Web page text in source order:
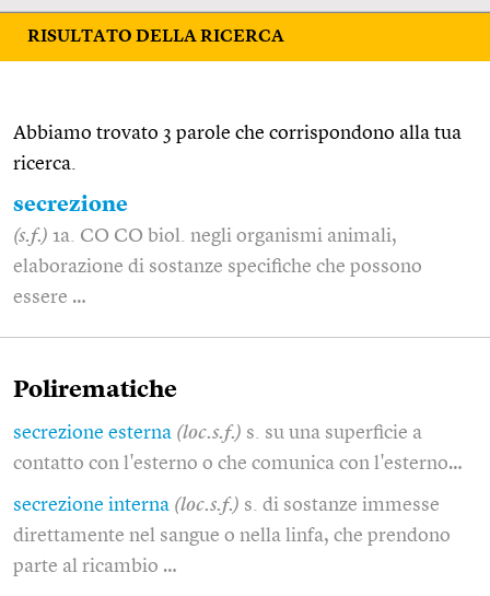
RISULTATO DELLA RICERCA
Abbiamo trovato 3 parole che corrispondono alla tua
ricerca.
secrezione
(s.f.) 1a. CO CO biol. negli organismi animali,
elaborazione di sostanze specifiche che possono
essere …
Polirematiche
secrezione esterna (loc.s.f.) s. su una superficie a
contatto con l'esterno o che comunica con l'esterno…
secrezione interna (loc.s.f.) s. di sostanze immesse
direttamente nel sangue o nella linfa, che prendono
parte al ricambio …